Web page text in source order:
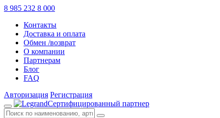
8 985 232 8 000
Контакты
Доставка и оплата
Обмен /возврат
О компании
Партнерам
Блог
FAQ
Авторизация Регистрация
Сертифицированный партнер